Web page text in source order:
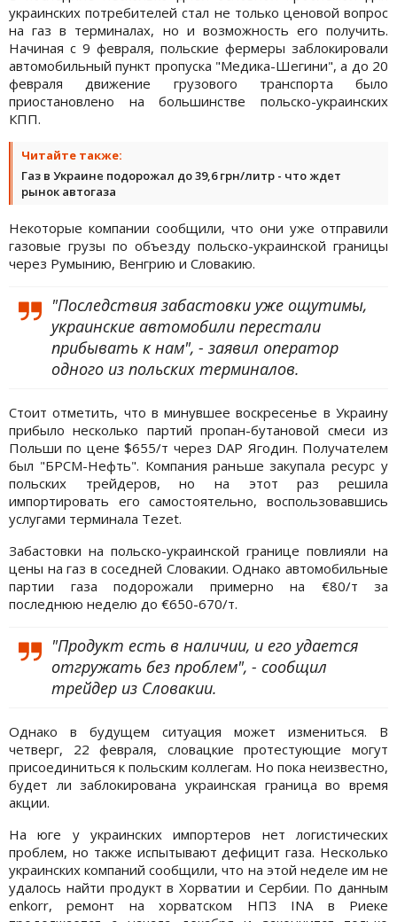
украинских потребителей стал не только ценовой вопрос
на газ в терминалах, но и возможность его получить.
Начиная с 9 февраля, польские фермеры заблокировали
автомобильный пункт пропуска "Медика-Шегини", а до 20
февраля движение грузового транспорта было
приостановлено на большинстве польско-украинских
КПП.
Читайте также:
Газ в Украине подорожал до 39,6 грн/литр - что ждет
рынок автогаза
Некоторые компании сообщили, что они уже отправили
газовые грузы по объезду польско-украинской границы
через Румынию, Венгрию и Словакию.
"Последствия забастовки уже ощутимы,
украинские автомобили перестали
прибывать к нам", - заявил оператор
одного из польских терминалов.
Стоит отметить, что в минувшее воскресенье в Украину
прибыло несколько партий пропан-бутановой смеси из
Польши по цене $655/т через DAP Ягодин. Получателем
был "БРСМ-Нефть". Компания раньше закупала ресурс у
польских трейдеров, но на этот раз решила
импортировать его самостоятельно, воспользовавшись
услугами терминала Tezet.
Забастовки на польско-украинской границе повлияли на
цены на газ в соседней Словакии. Однако автомобильные
партии газа подорожали примерно на €80/т за
последнюю неделю до €650-670/т.
"Продукт есть в наличии, и его удается
отгружать без проблем", - сообщил
трейдер из Словакии.
Однако в будущем ситуация может измениться. В
четверг, 22 февраля, словацкие протестующие могут
присоединиться к польским коллегам. Но пока неизвестно,
будет ли заблокирована украинская граница во время
акции.
На юге у украинских импортеров нет логистических
проблем, но также испытывают дефицит газа. Несколько
украинских компаний сообщили, что на этой неделе им не
удалось найти продукт в Хорватии и Сербии. По данным
enkorr, ремонт на хорватском НПЗ INA в Риеке